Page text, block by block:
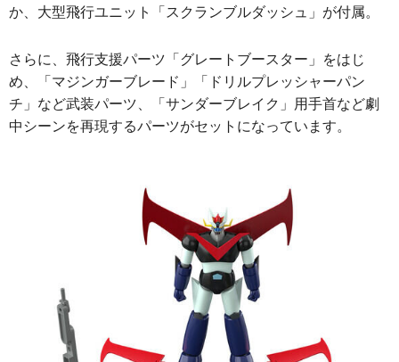
か、大型飛行ユニット「スクランブルダッシュ」が付属。
さらに、飛行支援パーツ「グレートブースター」をはじ
め、「マジンガーブレード」「ドリルプレッシャーパン
チ」など武装パーツ、「サンダーブレイク」用手首など劇
中シーンを再現するパーツがセットになっています。